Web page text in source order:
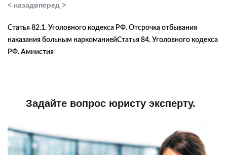
< назадвперед >
Статья 82.1. Уголовного кодекса РФ. Отсрочка отбывания
наказания больным наркоманиейСтатья 84. Уголовного кодекса
РФ. Амнистия
Задайте вопрос юристу эксперту.